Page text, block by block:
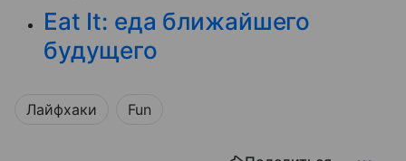
Eat It: еда ближайшего
будущего
Лайфхаки Fun